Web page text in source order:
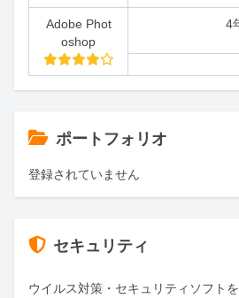
Adobe Phot
oshop
4
ポートフォリオ
登録されていません
セキュリティ
ウイルス対策・セキュリティソフト